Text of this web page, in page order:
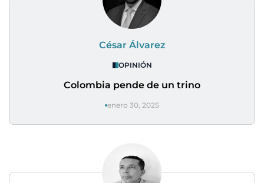
César Álvarez
OPINIÓN
Colombia pende de un trino
enero 30, 2025